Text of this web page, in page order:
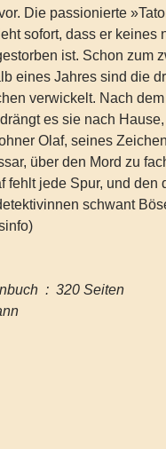
Die passionierte
sofort, dass er keines
ist. Schon zum
eines Jahres sind die
verwickelt. Nach
es sie nach
Olaf, seines
über den Mord zu
fehlt jede Spur, und den
schwant
Taschenbuch ‏ : ‎ 320 Seiten